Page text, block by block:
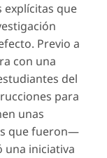
explícitas que
Previo a
con una
del
para
unas
que fueron—
una iniciativa